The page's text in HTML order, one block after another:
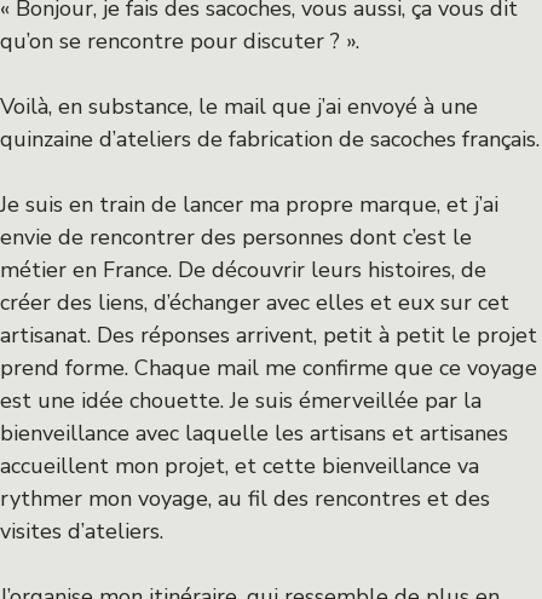
« Bonjour, je fais des sacoches, vous aussi, ça vous dit
qu’on se rencontre pour discuter ? ».
Voilà, en substance, le mail que j’ai envoyé à une
quinzaine d’ateliers de fabrication de sacoches français.
Je suis en train de lancer ma propre marque, et j’ai
envie de rencontrer des personnes dont c’est le
métier en France. De découvrir leurs histoires, de
créer des liens, d’échanger avec elles et eux sur cet
artisanat. Des réponses arrivent, petit à petit le projet
prend forme. Chaque mail me confirme que ce voyage
est une idée chouette. Je suis émerveillée par la
bienveillance avec laquelle les artisans et artisanes
accueillent mon projet, et cette bienveillance va
rythmer mon voyage, au fil des rencontres et des
visites d’ateliers.